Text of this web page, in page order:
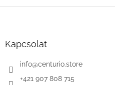
Kapcsolat
info@centurio.store
+421 907 808 715